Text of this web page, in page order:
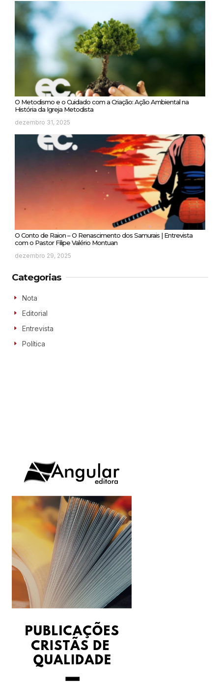
O Metodismo e o Cuidado com a Criação: Ação Ambiental na
História da Igreja Metodista
dezembro 31, 2025
O Conto de Raion – O Renascimento dos Samurais | Entrevista
com o Pastor Filipe Valério Montuan
dezembro 29, 2025
Categorias
Nota
Editorial
Entrevista
Política